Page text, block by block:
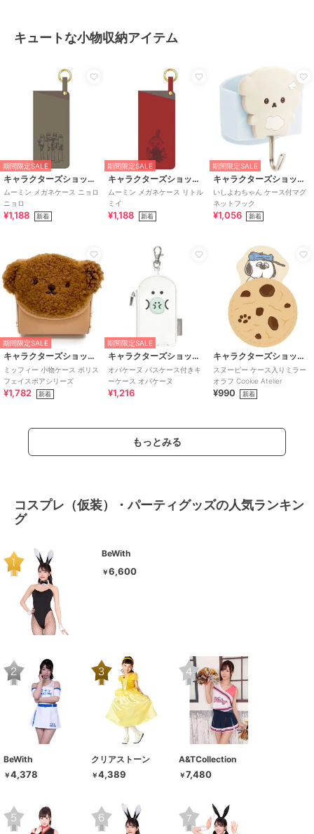
キュートな小物収納アイテム
期間限定SALE
キャラクターズショップ ラフラフ
ムーミン メガネケース ニョロ
ニョロ
¥1,188 新着
期間限定SALE
キャラクターズショップ ラフラフ
ムーミン メガネケース リトル
ミイ
¥1,188 新着
期間限定SALE
キャラクターズショップ ラフラフ
いしよわちゃん ケース付マグ
ネットフック
¥1,056 新着
期間限定SALE
キャラクターズショップ ラフラフ
ミッフィー 小物ケース ボリス
フェイスボアシリーズ
¥1,782 新着
期間限定SALE
キャラクターズショップ ラフラフ
オバケーヌ パスケース付きキ
ーケース オバケーヌ
¥1,216
キャラクターズショップ ラフラフ
スヌーピー ケース入りミラー
オラフ Cookie Atelier
¥990 新着
もっとみる
コスプレ（仮装）・パーティグッズの人気ランキン
グ
BeWith
￥6,600
BeWith
￥4,378
クリアストーン
￥4,389
A&TCollection
￥7,480